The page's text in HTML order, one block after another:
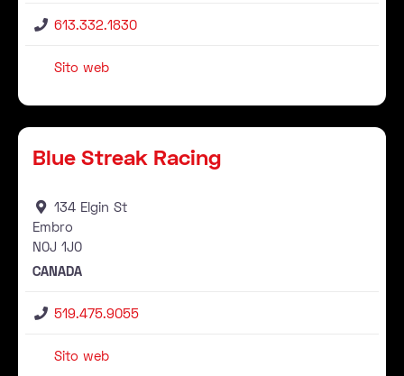
613.332.1830
Sito web
Blue Streak Racing
134 Elgin St
Embro
N0J 1J0
CANADA
519.475.9055
Sito web